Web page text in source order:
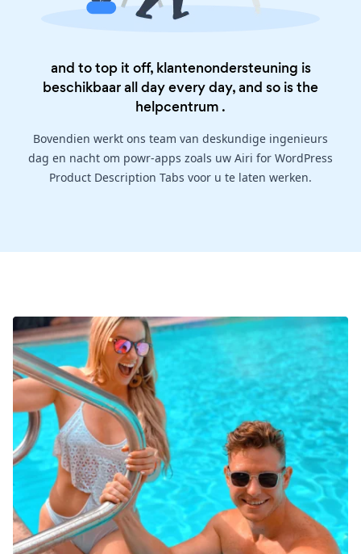
and to top it off, klantenondersteuning is
beschikbaar all day every day, and so is the
helpcentrum .
Bovendien werkt ons team van deskundige ingenieurs
dag en nacht om powr-apps zoals uw Airi for WordPress
Product Description Tabs voor u te laten werken.